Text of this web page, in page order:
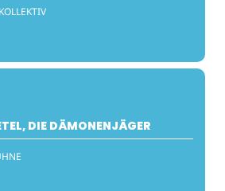
DIE DÄMONENJÄGER